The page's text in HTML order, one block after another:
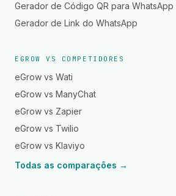
Gerador de Código QR para WhatsApp
Gerador de Link do WhatsApp
EGROW VS COMPETIDORES
eGrow vs Wati
eGrow vs ManyChat
eGrow vs Zapier
eGrow vs Twilio
eGrow vs Klaviyo
Todas as comparações →